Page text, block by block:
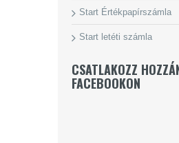
Start Értékpapírszámla
Start letéti számla
CSATLAKOZZ
FACEBOOKON